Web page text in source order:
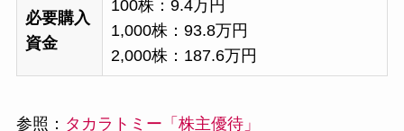
必要購入
資金
100株：9.4万円
1,000株：93.8万円
2,000株：187.6万円
参照： タカラトミー「株主優待」